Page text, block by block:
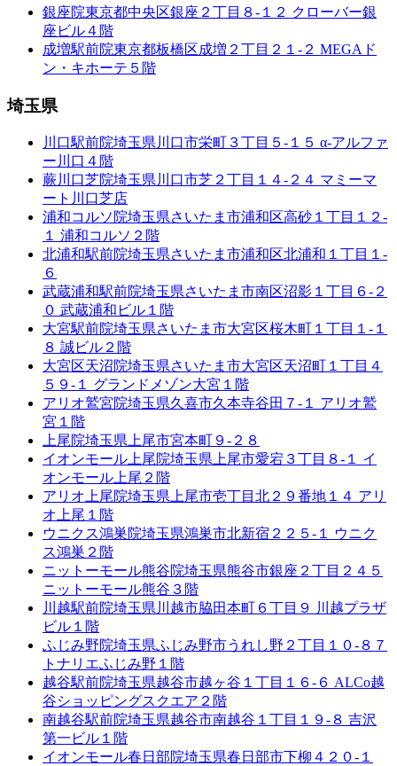
銀座院東京都中央区銀座２丁目８-１２ クローバー銀
座ビル４階
成増駅前院東京都板橋区成増２丁目２１-２ MEGAド
ン・キホーテ５階
埼玉県
川口駅前院埼玉県川口市栄町３丁目５-１５ α-アルファ
ー川口４階
蕨川口芝院埼玉県川口市芝２丁目１４-２４ マミーマ
ート川口芝店
浦和コルソ院埼玉県さいたま市浦和区高砂１丁目１２-
１ 浦和コルソ２階
北浦和駅前院埼玉県さいたま市浦和区北浦和１丁目１-
６
武蔵浦和駅前院埼玉県さいたま市南区沼影１丁目６-２
０ 武蔵浦和ビル１階
大宮駅前院埼玉県さいたま市大宮区桜木町１丁目１-１
８ 誠ビル２階
大宮区天沼院埼玉県さいたま市大宮区天沼町１丁目４
５９-１ グランドメゾン大宮１階
アリオ鷲宮院埼玉県久喜市久本寺谷田７-１ アリオ鷲
宮１階
上尾院埼玉県上尾市宮本町９-２８
イオンモール上尾院埼玉県上尾市愛宕３丁目８-１ イ
オンモール上尾２階
アリオ上尾院埼玉県上尾市壱丁目北２９番地１４ アリ
オ上尾１階
ウニクス鴻巣院埼玉県鴻巣市北新宿２２５-１ ウニク
ス鴻巣２階
ニットーモール熊谷院埼玉県熊谷市銀座２丁目２４５
ニットーモール熊谷３階
川越駅前院埼玉県川越市脇田本町６丁目９ 川越プラザ
ビル１階
ふじみ野院埼玉県ふじみ野市うれし野２丁目１０-８７
トナリエふじみ野１階
越谷駅前院埼玉県越谷市越ヶ谷１丁目１６-６ ALCo越
谷ショッピングスクエア２階
南越谷駅前院埼玉県越谷市南越谷１丁目１９-８ 吉沢
第一ビル１階
イオンモール春日部院埼玉県春日部市下柳４２０-１